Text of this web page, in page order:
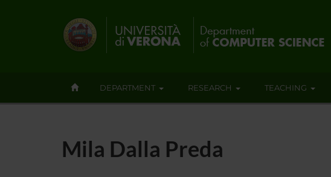
DEPARTMENT RESEARCH TEACHING
Mila Dalla Preda